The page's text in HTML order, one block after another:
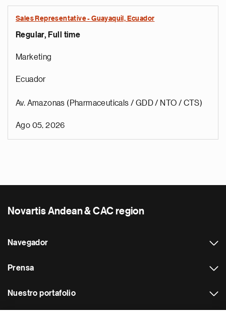
Sales Representative - Guayaquil, Ecuador
Regular, Full time
Marketing
Ecuador
Av. Amazonas (Pharmaceuticals / GDD / NTO / CTS)
Ago 05, 2026
Novartis Andean & CAC region
Navegador
Prensa
Nuestro portafolio